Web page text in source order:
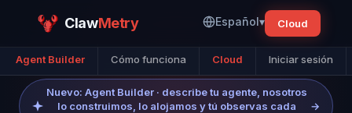
ClawMetry Español▾ Cloud
Agent Builder Cómo funciona Cloud Iniciar sesión
Nuevo: Agent Builder · describe tu agente, nosotros
lo construimos, lo alojamos y tú observas cada
→